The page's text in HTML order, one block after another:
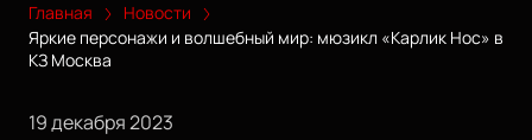
Главная
Новости
Яркие персонажи и волшебный мир: мюзикл «Карлик Нос» в
КЗ Москва
19 декабря 2023